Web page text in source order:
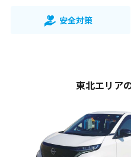
安全対策
東北エリア